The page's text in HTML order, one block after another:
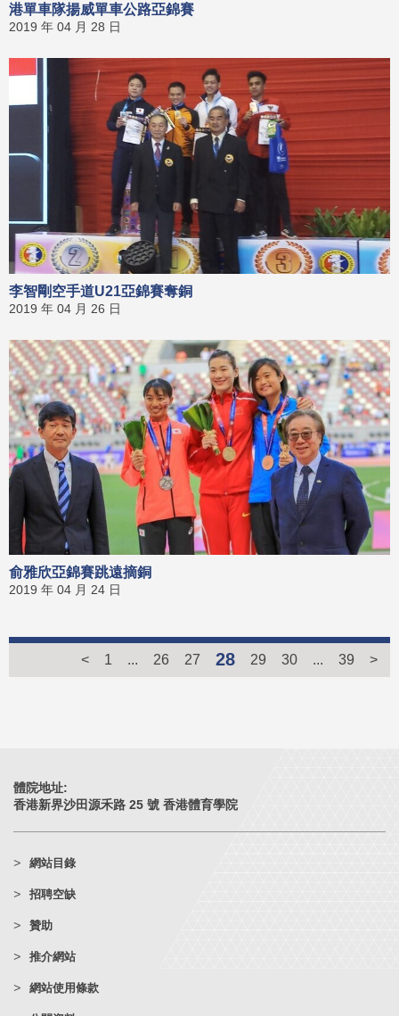
港單車隊揚威單車公路亞錦賽
2019 年 04 月 28 日
李智剛空手道U21亞錦賽奪銅
2019 年 04 月 26 日
俞雅欣亞錦賽跳遠摘銅
2019 年 04 月 24 日
< 1 ... 26 27 28 29 30 ... 39 >
體院地址:
香港新界沙田源禾路 25 號 香港體育學院
網站目錄
招聘空缺
贊助
推介網站
網站使用條款